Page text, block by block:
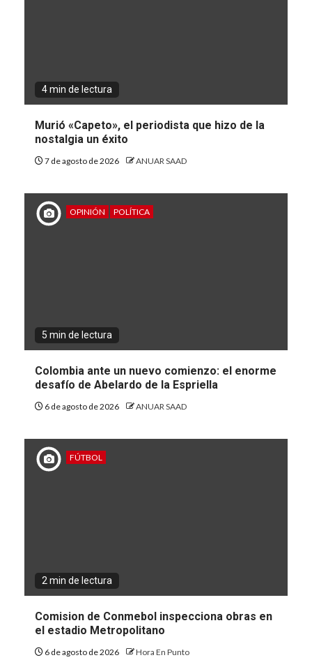
4 min de lectura
Murió «Capeto», el periodista que hizo de la
nostalgia un éxito
7 de agosto de 2026 ANUAR SAAD
OPINIÓN POLÍTICA
5 min de lectura
Colombia ante un nuevo comienzo: el enorme
desafío de Abelardo de la Espriella
6 de agosto de 2026 ANUAR SAAD
FÚTBOL
2 min de lectura
Comision de Conmebol inspecciona obras en
el estadio Metropolitano
6 de agosto de 2026 Hora En Punto